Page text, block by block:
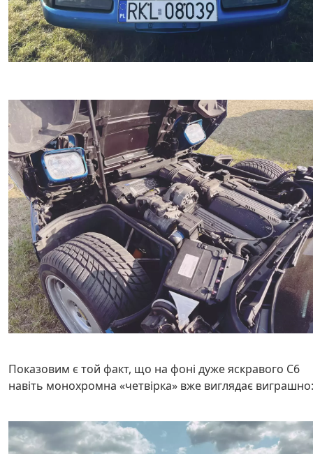
Показовим є той факт, що на фоні дуже яскравого С6
навіть монохромна «четвірка» вже виглядає виграшно: